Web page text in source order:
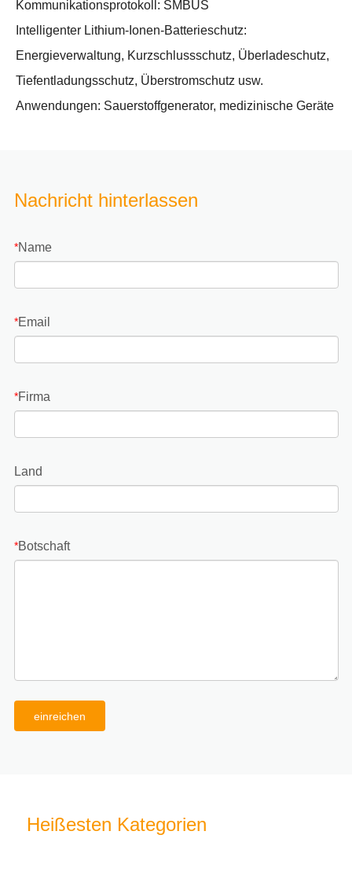
Kommunikationsprotokoll: SMBUS
Intelligenter Lithium-Ionen-Batterieschutz:
Energieverwaltung, Kurzschlussschutz, Überladeschutz,
Tiefentladungsschutz, Überstromschutz usw.
Anwendungen: Sauerstoffgenerator, medizinische Geräte
Nachricht hinterlassen
*Name
*Email
*Firma
Land
*Botschaft
einreichen
Heißesten Kategorien